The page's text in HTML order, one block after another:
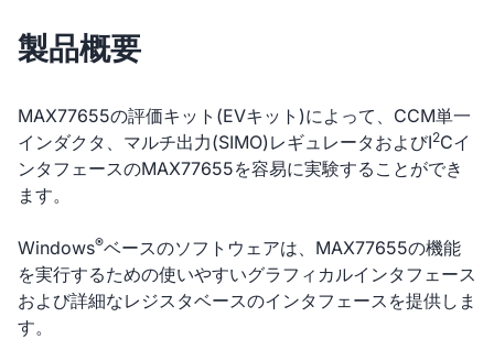
製品概要
MAX77655の評価キット(EVキット)によって、CCM単一
インダクタ、マルチ出力(SIMO)レギュレータおよびI2Cイ
ンタフェースのMAX77655を容易に実験することができ
ます。
Windows®ベースのソフトウェアは、MAX77655の機能
を実行するための使いやすいグラフィカルインタフェース
および詳細なレジスタベースのインタフェースを提供しま
す。